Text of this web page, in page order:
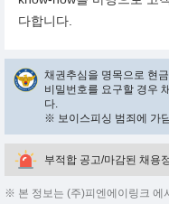
다합니다.
채권추심을 명목으로 현
비밀번호를 요구할 경우
다.
※ 보이스피싱 범죄에 가
부적합 공고/마감된 채용
※ 본 정보는 (주)피엔에이링크 에